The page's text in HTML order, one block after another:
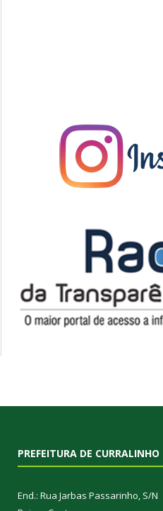
PREFEITURA DE CURRALINHO
End.: Rua Jarbas Passarinho, S/N